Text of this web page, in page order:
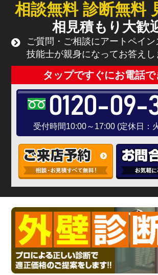
相談無料 診断無料
相見積もり大歓
ご質問・ご相談にアートペイ
技能士が親身になってお答えし
タップですぐにお電話
0120-09-
受付時間10:00～17:00 (定休日：